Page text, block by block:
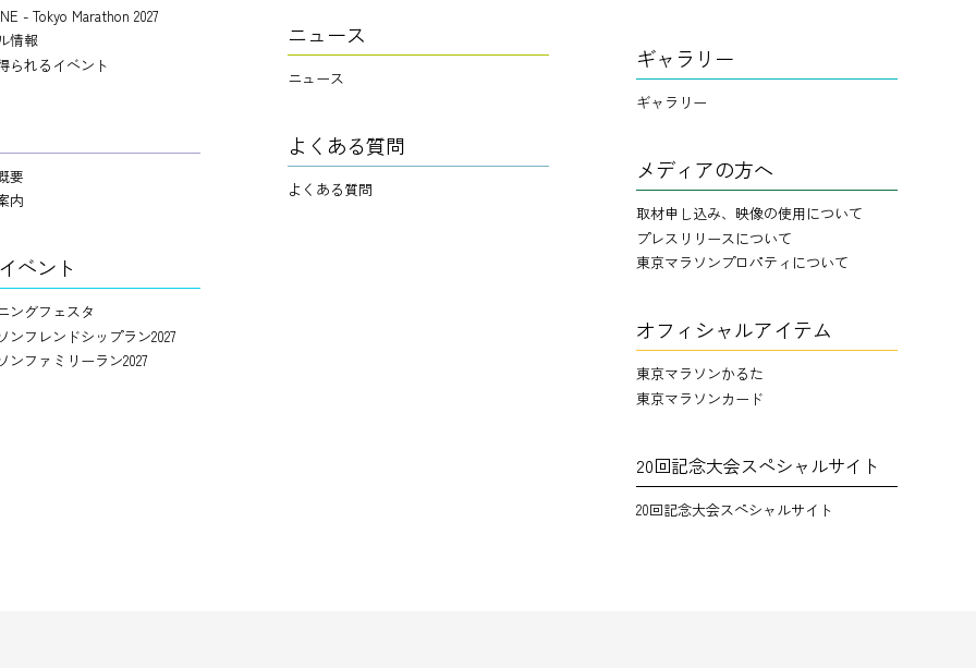
- Tokyo Marathon 2027
情報
られるイベント
要
内
ベント
ングフェスタ
ンフレンドシップラン2027
ンファミリーラン2027
ニュース
ニュース
よくある質問
よくある質問
ギャラリー
ギャラリー
メディアの方へ
取材申し込み、映像の使用について
プレスリリースについて
東京マラソンプロパティについて
オフィシャルアイテム
東京マラソンかるた
東京マラソンカード
20回記念大会スペシャルサイト
20回記念大会スペシャルサイト